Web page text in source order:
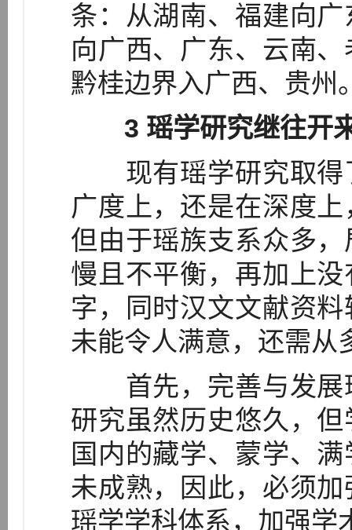
条：从湖南、福建向
向广西、广东、云南
黔桂边界入广西、贵州
3 瑶学研究继往开
现有瑶学研究取得
广度上，还是在深度
但由于瑶族支系众多
慢且不平衡，再加上
字，同时汉文文献资
未能令人满意，还需从
首先，完善与发展
研究虽然历史悠久，
国内的藏学、蒙学、
未成熟，因此，必须
瑶学学科体系，加强学